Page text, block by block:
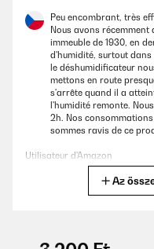
Peu encombrant, très
Nous avons
immeuble de 1930, en
d'humidité, surtout dans
le déshumidificateur
mettons en route
s'arrête quand il a
l'humidité remonte.
2h. Nos
sommes ravis de ce
Utilisateur d'Amazon
Az